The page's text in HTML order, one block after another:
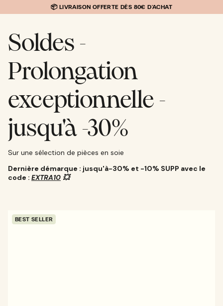
📦 LIVRAISON OFFERTE DÈS 80€ D'ACHAT
Soldes -
Prolongation
exceptionnelle -
jusqu'à -30%
Sur une sélection de pièces en soie
Dernière démarque : jusqu'à-30% et -10% SUPP avec le
code : EXTRA10 💥
BEST SELLER